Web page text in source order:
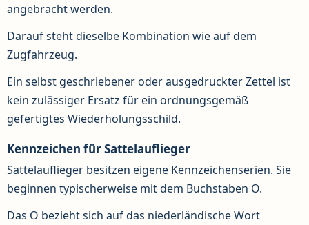
angebracht werden.
Darauf steht dieselbe Kombination wie auf dem
Zugfahrzeug.
Ein selbst geschriebener oder ausgedruckter Zettel ist
kein zulässiger Ersatz für ein ordnungsgemäß
gefertigtes Wiederholungsschild.
Kennzeichen für Sattelauflieger
Sattelauflieger besitzen eigene Kennzeichenserien. Sie
beginnen typischerweise mit dem Buchstaben O.
Das O bezieht sich auf das niederländische Wort